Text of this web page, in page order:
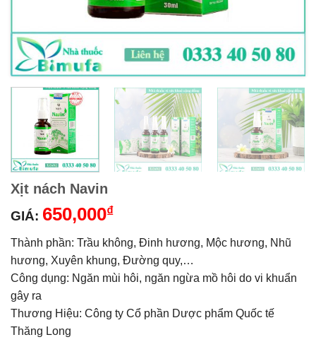
Xịt nách Navin
GIÁ: 650,000₫
Thành phần: Trầu không, Đinh hương, Mộc hương, Nhũ
hương, Xuyên khung, Đường quy,…
Công dụng: Ngăn mùi hôi, ngăn ngừa mồ hôi do vi khuẩn
gây ra
Thương Hiệu: Công ty Cổ phần Dược phẩm Quốc tế
Thăng Long